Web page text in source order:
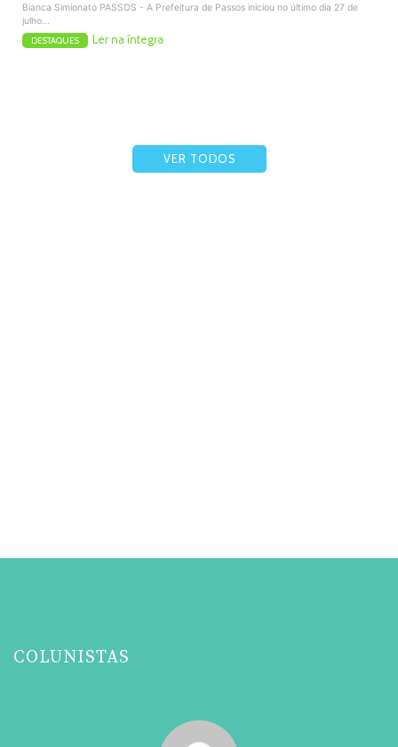
Bianca Simionato PASSOS - A Prefeitura de Passos iniciou no último dia 27 de
julho...
DESTAQUES Ler na íntegra
VER TODOS
COLUNISTAS